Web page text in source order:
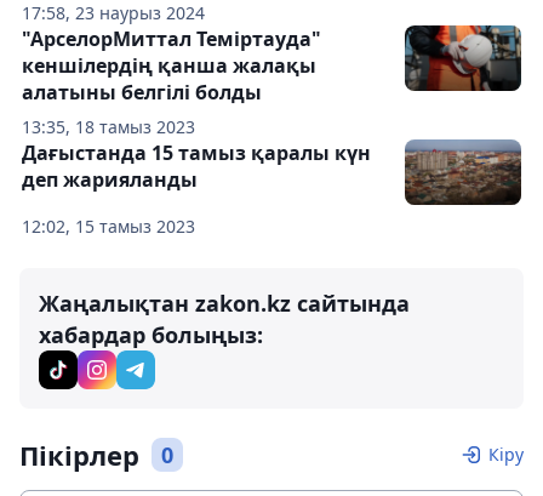
17:58, 23 наурыз 2024
13:35, 18 тамыз 2023
"АрселорМиттал Теміртауда"
кеншілердің қанша жалақы
алатыны белгілі болды
12:02, 15 тамыз 2023
Дағыстанда 15 тамыз қаралы күн
деп жарияланды
Жаңалықтан zakon.kz сайтында
хабардар болыңыз:
Пікірлер 0 Кіру